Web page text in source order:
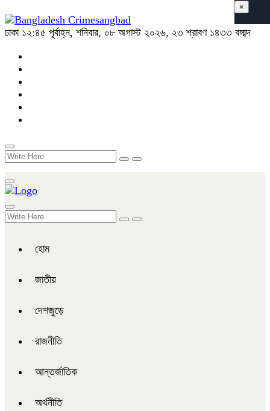
ঢাকা ১২:৪৫ পূর্বাহ্ন, শনিবার, ০৮ অগাস্ট ২০২৬, ২৩ শ্রাবণ ১৪৩৩ বঙ্গাব্দ
হোম
জাতীয়
দেশজুড়ে
রাজনীতি
আন্তর্জাতিক
অর্থনীতি
×